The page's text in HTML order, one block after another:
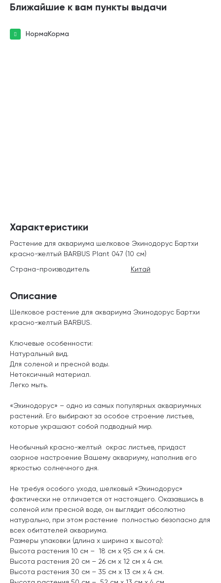
Ближайшие к вам пункты выдачи
НормаКорма
Описание
Шелковое растение для аквариума Эхинодорус Бартхи
красно-желтый BARBUS.
Ключевые особенности:
Натуральный вид.
Для соленой и пресной воды.
Нетоксичный материал.
Легко мыть.
«Эхинодорус» – одно из самых популярных аквариумных
растений. Его выбирают за особое строение листьев,
которые украшают собой подводный мир.
Необычный красно-желтый окрас листьев, придаст
озорное настроение Вашему аквариуму, наполнив его
яркостью солнечного дня.
Не требуя особого ухода, шелковый «Эхинодорус»
фактически не отличается от настоящего. Оказавшись в
соленой или пресной воде, он выглядит абсолютно
натурально, при этом растение полностью безопасно для
всех обитателей аквариума.
Размеры упаковки (длина х ширина х высота):
Высота растения 10 см – 18 см x 9,5 см x 4 см.
Высота растения 20 см – 26 см x 12 см x 4 см.
Высота растения 30 см – 35 см x 13 см x 4 см.
Характеристики
Растение для аквариума шелковое Эхинодорус Бартхи
красно-желтый BARBUS Plant 047 (10 см)
Страна-производитель
Китай